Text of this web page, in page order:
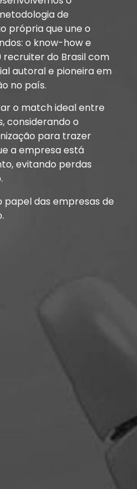
de
própria que une o
o know-how e
do Brasil com
autoral e pioneira em
no país.
o match ideal entre
considerando o
para trazer
a empresa está
evitando perdas
papel das empresas de